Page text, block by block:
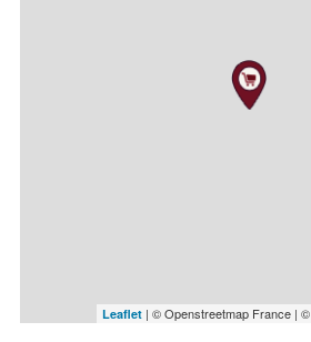
Leaflet | © Openstreetmap France | ©